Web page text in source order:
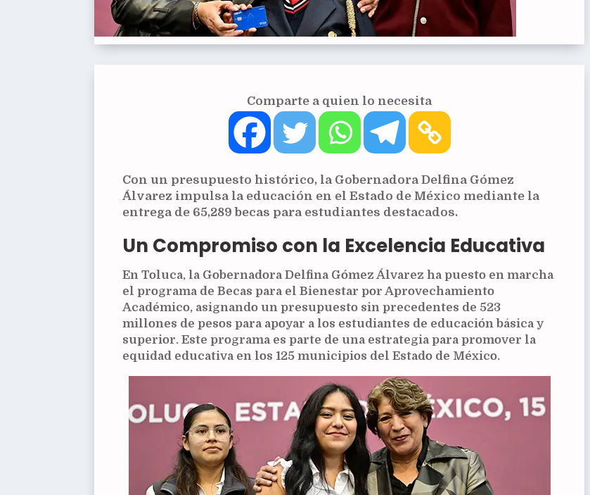
Comparte a quien lo necesita
Con un presupuesto histórico, la Gobernadora Delfina Gómez
Álvarez impulsa la educación en el Estado de México mediante la
entrega de 65,289 becas para estudiantes destacados.
Un Compromiso con la Excelencia Educativa
En Toluca, la Gobernadora Delfina Gómez Álvarez ha puesto en marcha
el programa de Becas para el Bienestar por Aprovechamiento
Académico, asignando un presupuesto sin precedentes de 523
millones de pesos para apoyar a los estudiantes de educación básica y
superior. Este programa es parte de una estrategia para promover la
equidad educativa en los 125 municipios del Estado de México.